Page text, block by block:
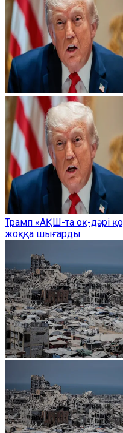
Трамп «АҚШ-та оқ-дәрі
жоққа шығарды